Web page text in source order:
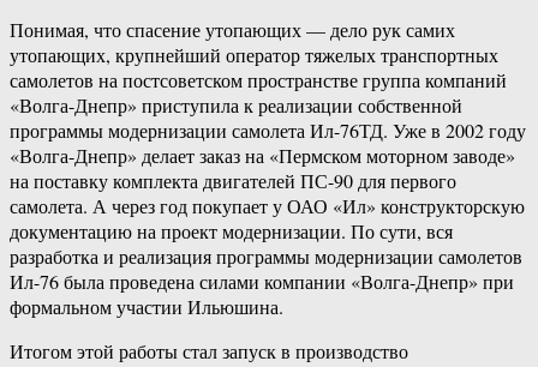
Понимая, что спасение утопающих — дело рук самих
утопающих, крупнейший оператор тяжелых транспортных
самолетов на постсоветском пространстве группа компаний
«Волга-Днепр» приступила к реализации собственной
программы модернизации самолета Ил-76ТД. Уже в 2002 году
«Волга-Днепр» делает заказ на «Пермском моторном заводе»
на поставку комплекта двигателей ПС-90 для первого
самолета. А через год покупает у ОАО «Ил» конструкторскую
документацию на проект модернизации. По сути, вся
разработка и реализация программы модернизации самолетов
Ил-76 была проведена силами компании «Волга-Днепр» при
формальном участии Ильюшина.
Итогом этой работы стал запуск в производство